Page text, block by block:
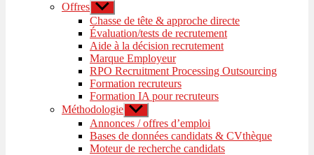
Offres Afficher
le
sous-
menu
Chasse de tête & approche directe
Évaluation/tests de recrutement
Aide à la décision recrutement
Marque Employeur
RPO Recruitment Processing Outsourcing
Formation recruteurs
Formation IA pour recruteurs
Méthodologie Afficher
le
sous-
menu
Annonces / offres d’emploi
Bases de données candidats & CVthèque
Moteur de recherche candidats